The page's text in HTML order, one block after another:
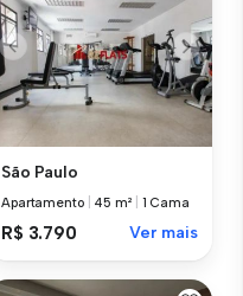
São Paulo
Apartamento 45 m² 1 Cama
R$ 3.790 Ver mais